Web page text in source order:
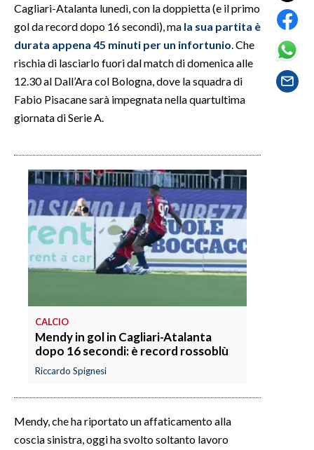
SPETTACOLI
GOSSIP
SALUTE
SARDEGNA TURISMO
NOTIZIE
EVENTI
#CARAUNIONE
3 MINUTI CON
INFO AZIENDE
ABBONATI
ANNUNCI
NECROLOGI
PUBBLICITÀ
SPIAGGE
Cagliari-Atalanta lunedì, con la doppietta (e il primo
gol da record dopo 16 secondi), ma la sua partita è
durata appena 45 minuti per un infortunio . Che
rischia di lasciarlo fuori dal match di domenica alle
12.30 al Dall’Ara col Bologna, dove la squadra di
Fabio Pisacane sarà impegnata nella quartultima
giornata di Serie A.
CALCIO
Mendy in gol in Cagliari-Atalanta
dopo 16 secondi: è record rossoblù
Riccardo Spignesi
Mendy, che ha riportato un affaticamento alla
coscia sinistra, oggi ha svolto soltanto lavoro